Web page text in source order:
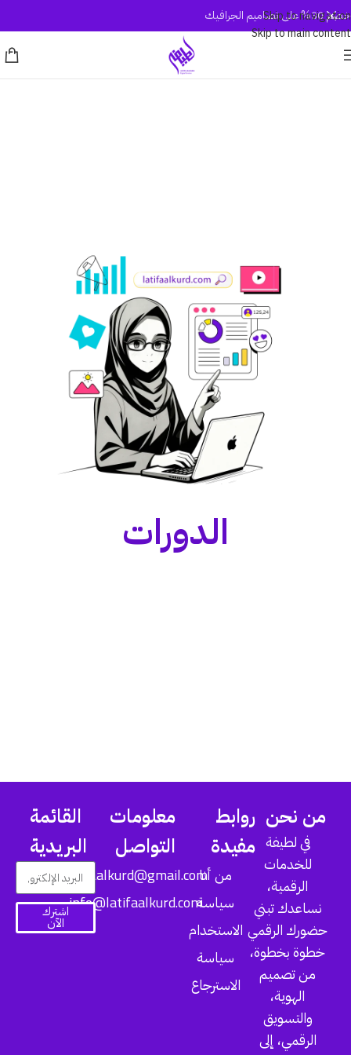
Skip to navigation
Skip to main content
خصم 30% على تصاميم الجرافيك
الدورات
من نحن
في لطيفة
للخدمات
الرقمية،
نساعدك تبني
حضورك الرقمي
خطوة بخطوة،
من تصميم
الهوية،
والتسويق
الرقمي، إلى
روابط
مفيدة
من أنا
سياسة
الاستخدام
سياسة
الاسترجاع
معلومات
التواصل
latifaalkurd@gmail.com
info@latifaalkurd.com
القائمة
البريدية
اشترك
الآن